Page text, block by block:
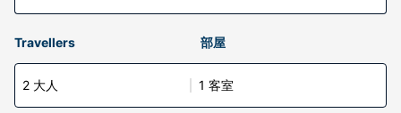
Travellers 部屋
2 大人 1 客室